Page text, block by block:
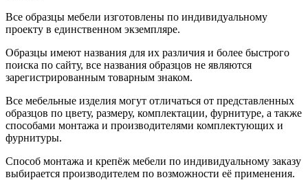
Все образцы мебели изготовлены по индивидуальному
проекту в единственном экземпляре.
Образцы имеют названия для их различия и более быстрого
поиска по сайту, все названия образцов не являются
зарегистрированным товарным знаком.
Все мебельные изделия могут отличаться от представленных
образцов по цвету, размеру, комплектации, фурнитуре, а также
способами монтажа и производителями комплектующих и
фурнитуры.
Способ монтажа и крепёж мебели по индивидуальному заказу
выбирается производителем по возможности её применения.